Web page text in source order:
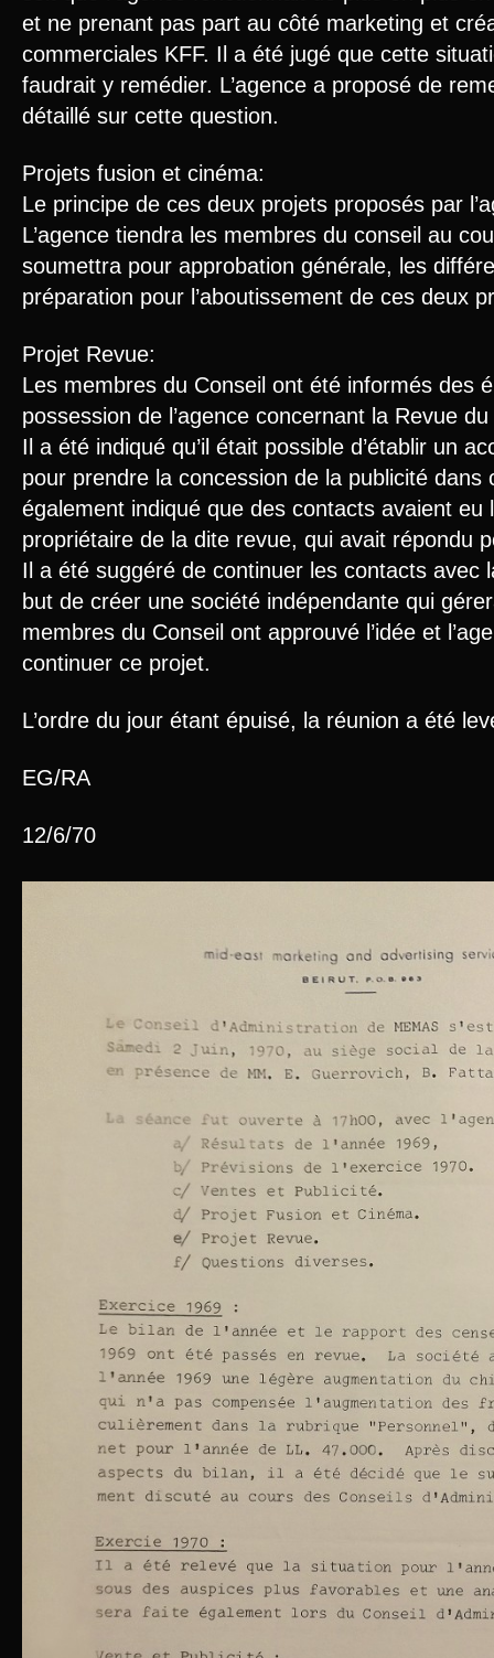
et ne prenant pas part au côté marketing et
commerciales KFF. Il a été jugé que cette
faudrait y remédier. L’agence a proposé de
détaillé sur cette question.
Projets fusion et cinéma:
Le principe de ces deux projets proposés par
L’agence tiendra les membres du conseil au
soumettra pour approbation générale, les
préparation pour l’aboutissement de ces deux
Projet Revue:
Les membres du Conseil ont été informés des
possession de l’agence concernant la Revue
Il a été indiqué qu’il était possible d’établir un
pour prendre la concession de la publicité dans
également indiqué que des contacts avaient
propriétaire de la dite revue, qui avait répondu
Il a été suggéré de continuer les contacts avec
but de créer une société indépendante qui
membres du Conseil ont approuvé l’idée et
continuer ce projet.
L’ordre du jour étant épuisé, la réunion a été
EG/RA
12/6/70